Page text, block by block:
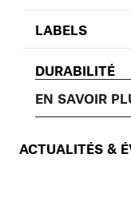
LABELS
DURABILITÉ
EN SAVOIR
ACTUALITÉS &